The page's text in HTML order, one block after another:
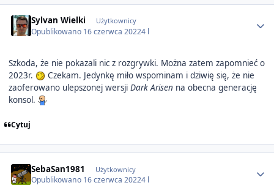
Sylvan Wielki Użytkownicy
Opublikowano 16 czerwca 20224 l
Szkoda, że nie pokazali nic z rozgrywki. Można zatem zapomnieć o
2023r.
Czekam. Jedynkę miło wspominam i dziwię się, że nie
zaoferowano ulepszonej wersji Dark Arisen na obecna generację
konsol.
Cytuj
SebaSan1981 Użytkownicy
Opublikowano 16 czerwca 20224 l